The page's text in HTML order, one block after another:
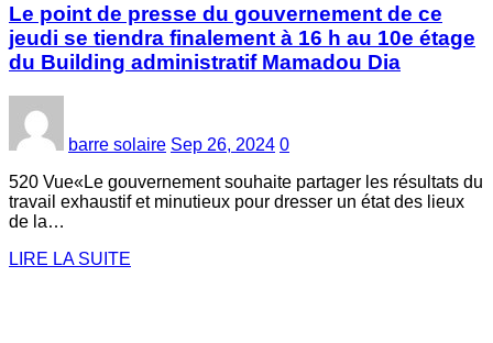
Le point de presse du gouvernement de ce
jeudi se tiendra finalement à 16 h au 10e étage
du Building administratif Mamadou Dia
barre solaire Sep 26, 2024 0
520 Vue«Le gouvernement souhaite partager les résultats du
travail exhaustif et minutieux pour dresser un état des lieux
de la…
LIRE LA SUITE